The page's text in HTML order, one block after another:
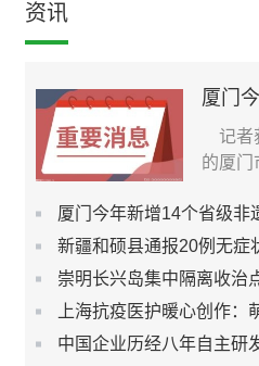
资讯
记者
的厦门
厦门今年新增14个省级非遗代表性
新疆和硕县通报20例无症
崇明长兴岛集中隔离收治点 “医
上海抗疫医护暖心创作：萌萌“大白”上贴
中国企业历经八年自主研发的消